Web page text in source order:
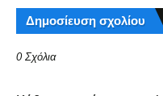
Δημοσίευση σχολίου
0 Σχόλια